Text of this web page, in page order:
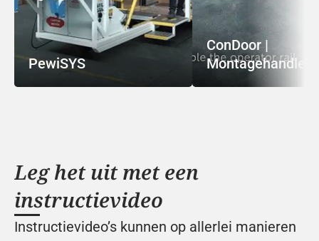
PewiSYS
ConDoor |
Leg het uit met een
instructievideo
Instructievideo’s kunnen op allerlei manieren